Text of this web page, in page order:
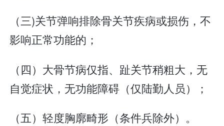
（三)关节弹响排除骨关节疾病或损伤，不
影响正常功能的；
（四）大骨节病仅指、趾关节稍粗大，无
自觉症状，无功能障碍（仅陆勤人员）；
（五）轻度胸廓畸形（条件兵除外）。